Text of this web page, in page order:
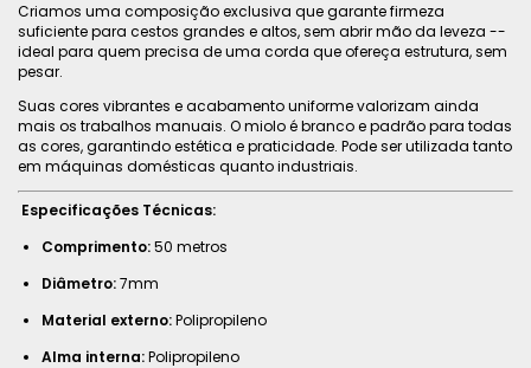
Criamos uma composição exclusiva que garante firmeza
suficiente para cestos grandes e altos, sem abrir mão da leveza --
ideal para quem precisa de uma corda que ofereça estrutura, sem
pesar.
Suas cores vibrantes e acabamento uniforme valorizam ainda
mais os trabalhos manuais. O miolo é branco e padrão para todas
as cores, garantindo estética e praticidade. Pode ser utilizada tanto
em máquinas domésticas quanto industriais.
Especificações Técnicas:
Comprimento:50 metros
Diâmetro:7mm
Material externo:Polipropileno
Alma interna:Polipropileno